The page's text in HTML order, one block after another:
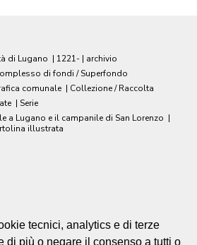
di Lugano | 1221- | archivio
di fondi / Superfondo
comunale | Collezione / Raccolta
| Serie
a Lugano e il campanile di San Lorenzo |
illustrata
tecnici, analytics e di terze
di più o negare il consenso a tutti o